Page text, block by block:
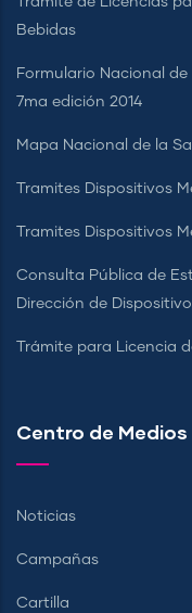
Bebidas
Formulario Nacional
7ma edición 2014
Mapa Nacional de la
Tramites Dispositivos
Tramites Dispositivos
Consulta Pública de
Dirección de
Trámite para Licencia
Centro de Medios
Noticias
Campañas
Cartilla